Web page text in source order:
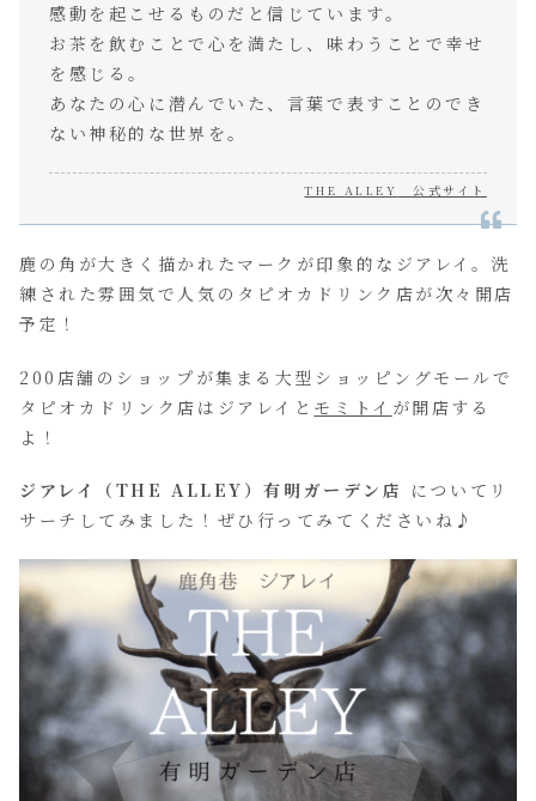
感動を起こせるものだと信じています。
お茶を飲むことで心を満たし、味わうことで幸せ
を感じる。
あなたの心に潜んでいた、言葉で表すことのでき
ない神秘的な世界を。
THE ALLE Y 公式サイト
鹿の角が大きく描かれたマークが印象的なジアレイ。洗
練された雰囲気で人気のタピオカドリンク店が次々開店
予定！
200店舗のショップが集まる大型ショッピングモールで
タピオカドリンク店はジアレイと モミトイ が開店する
よ！
ジアレイ（THE ALLEY）有明ガーデン店 についてリ
サーチしてみました！ぜひ行ってみてくださいね♪